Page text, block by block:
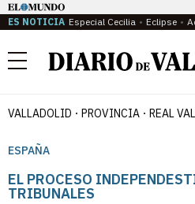
ES NOTICIA Especial Cecilia Eclipse
Menú
VALLADOLID PROVINCIA REAL
ESPAÑA
EL PROCESO
TRIBUNALES